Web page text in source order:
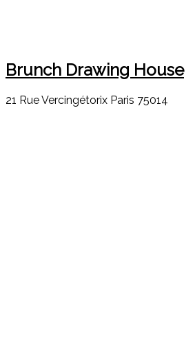
Brunch Drawing House
21 Rue Vercingétorix Paris 75014